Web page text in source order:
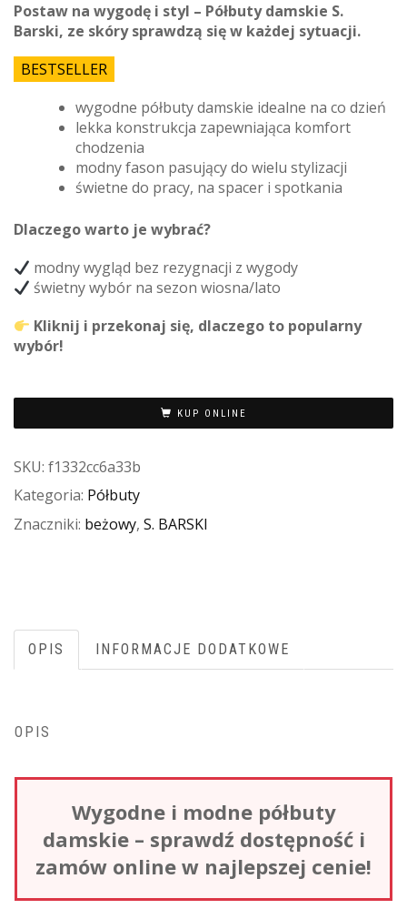
Postaw na wygodę i styl – Półbuty damskie S.
Barski, ze skóry sprawdzą się w każdej sytuacji.
BESTSELLER
wygodne półbuty damskie idealne na co dzień
lekka konstrukcja zapewniająca komfort
chodzenia
modny fason pasujący do wielu stylizacji
świetne do pracy, na spacer i spotkania
Dlaczego warto je wybrać?
modny wygląd bez rezygnacji z wygody
świetny wybór na sezon wiosna/lato
Kliknij i przekonaj się, dlaczego to popularny
wybór!
KUP ONLINE
SKU: f1332cc6a33b
Kategoria: Półbuty
Znaczniki: beżowy, S. BARSKI
OPIS INFORMACJE DODATKOWE
OPIS
Wygodne i modne półbuty
damskie – sprawdź dostępność i
zamów online w najlepszej cenie!